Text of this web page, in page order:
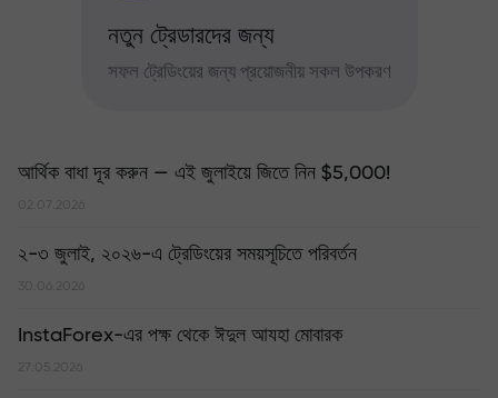
নতুন ট্রেডারদের জন্য
সফল ট্রেডিংয়ের জন্য প্রয়োজনীয় সকল উপকরণ
আর্থিক বাধা দূর করুন — এই জুলাইয়ে জিতে নিন $5,000!
02.07.2026
২-৩ জুলাই, ২০২৬-এ ট্রেডিংয়ের সময়সূচিতে পরিবর্তন
30.06.2026
InstaForex-এর পক্ষ থেকে ঈদুল আযহা মোবারক
27.05.2026